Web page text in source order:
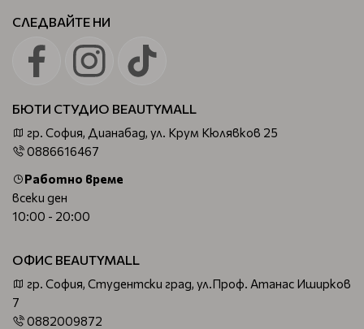
СЛЕДВАЙТЕ НИ
БЮТИ СТУДИО BEAUTYMALL
гр. София, Дианабад, ул. Крум Кюлявков 25
0886616467
Работно време
всеки ден
10:00 - 20:00
ОФИС BEAUTYMALL
гр. София, Студентски град, ул.Проф. Атанас Иширков
7
0882009872